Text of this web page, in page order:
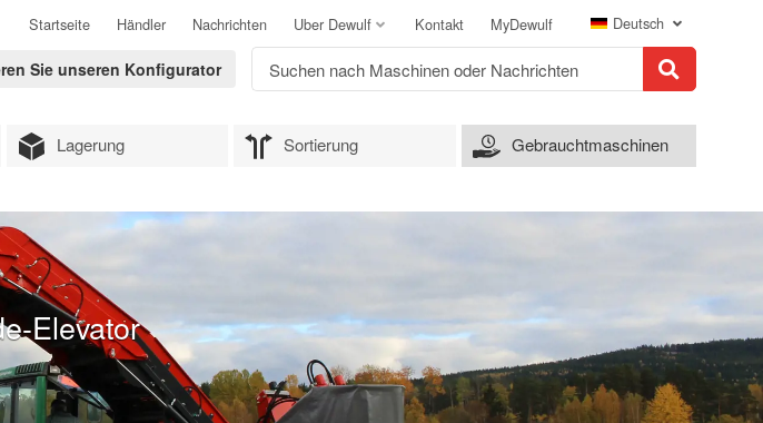
Startseite Händler Nachrichten Uber Dewulf Kontakt MyDewulf Deutsch
Sie unseren Konfigurator
Lagerung Sortierung Gebrauchtmaschinen
Elevator